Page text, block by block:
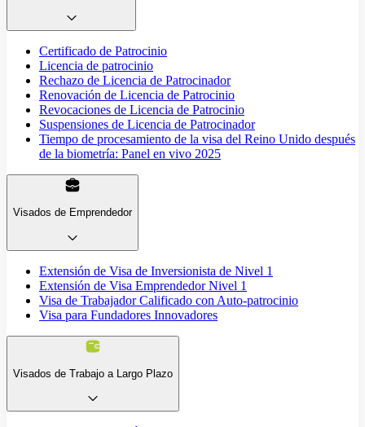
Certificado de Patrocinio
Licencia de patrocinio
Rechazo de Licencia de Patrocinador
Renovación de Licencia de Patrocinio
Revocaciones de Licencia de Patrocinio
Suspensiones de Licencia de Patrocinador
Tiempo de procesamiento de la visa del Reino Unido después
de la biometría: Panel en vivo 2025
Visados de Emprendedor
Extensión de Visa de Inversionista de Nivel 1
Extensión de Visa Emprendedor Nivel 1
Visa de Trabajador Calificado con Auto-patrocinio
Visa para Fundadores Innovadores
Visados de Trabajo a Largo Plazo